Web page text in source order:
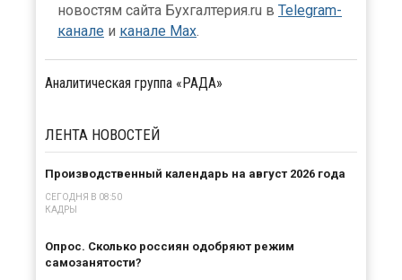
новостям сайта Бухгалтерия.ru в Telegram-
канале и канале Max.
Аналитическая группа «РАДА»
ЛЕНТА НОВОСТЕЙ
Производственный календарь на август 2026 года
СЕГОДНЯ В 08:50
КАДРЫ
Опрос. Сколько россиян одобряют режим
самозанятости?